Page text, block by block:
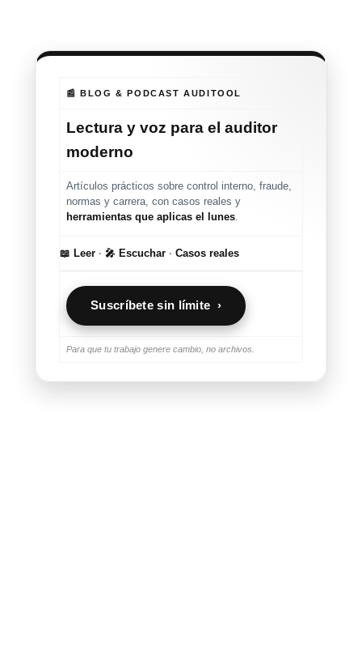
📰 BLOG & PODCAST AUDITOOL
Lectura y voz para el auditor
moderno
Artículos prácticos sobre control interno, fraude,
normas y carrera, con casos reales y
herramientas que aplicas el lunes.
📖 Leer · 🎤 Escuchar · Casos reales
Suscríbete sin límite ›
Para que tu trabajo genere cambio, no archivos.